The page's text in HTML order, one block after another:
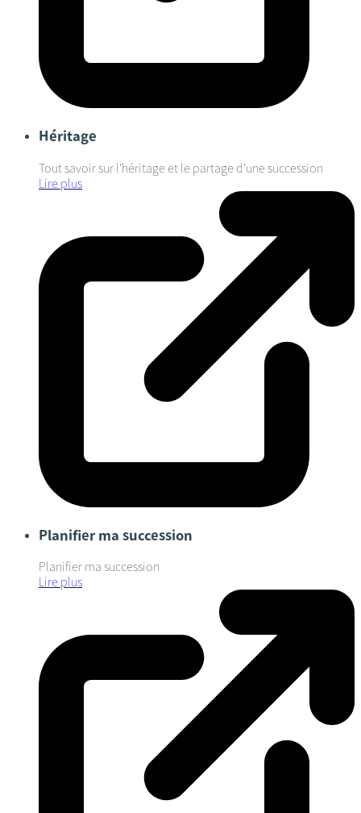
Héritage
Tout savoir sur l'héritage et le partage d'une succession
Lire plus
Planifier ma succession
Planifier ma succession
Lire plus